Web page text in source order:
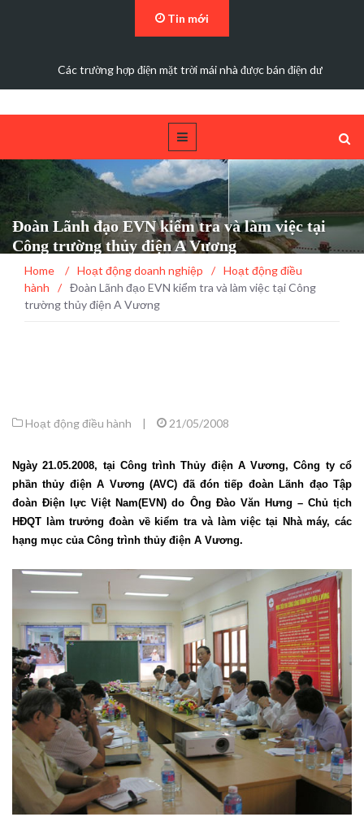
Tin mới
Các trường hợp điện mặt trời mái nhà được bán điện dư
Đoàn Lãnh đạo EVN kiểm tra và làm việc tại
Công trường thủy điện A Vương
Home / Hoạt động doanh nghiệp / Hoạt động điều
hành
/ Đoàn Lãnh đạo EVN kiểm tra và làm việc tại Công
trường thủy điện A Vương
Hoạt động điều hành | 21/05/2008
Ngày 21.05.2008, tại Công trình Thủy điện A Vương, Công ty cổ
phần thủy điện A Vương (AVC) đã đón tiếp đoàn Lãnh đạo Tập
đoàn Điện lực Việt Nam(EVN) do Ông Đào Văn Hưng – Chủ tịch
HĐQT làm trưởng đoàn về kiểm tra và làm việc tại Nhà máy, các
hạng mục của Công trình thủy điện A Vương.